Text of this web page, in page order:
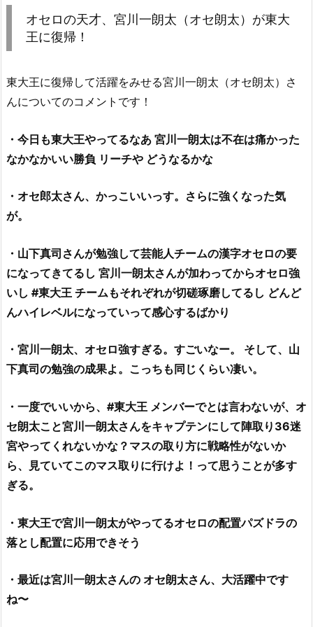
才、
宮
一
朗
（オ
セ
が
東
大
王
復
帰！
セ
の
天
才、
川
一
太
（オ
オセロの天才、宮川一朗太（オセ朗太）が東大
王に復帰！
東大王に復帰して活躍をみせる宮川一朗太（オセ朗太）さ
んについてのコメントです！
・今日も東大王やってるなあ 宮川一朗太は不在は痛かった
なかなかいい勝負 リーチや どうなるかな
・オセ郎太さん、かっこいいっす。さらに強くなった気
が。
・山下真司さんが勉強して芸能人チームの漢字オセロの要
になってきてるし 宮川一朗太さんが加わってからオセロ強
いし #東大王 チームもそれぞれが切磋琢磨してるし どんど
んハイレベルになっていって感心するばかり
・宮川一朗太、オセロ強すぎる。すごいなー。 そして、山
下真司の勉強の成果よ。こっちも同じくらい凄い。
・一度でいいから、 #東大王 メンバーでとは言わないが、オ
セ朗太こと宮川一朗太さんをキャプテンにして陣取り36迷
宮やってくれないかな？マスの取り方に戦略性がないか
ら、見ていてこのマス取りに行けよ！って思うことが多す
ぎる。
・東大王で宮川一朗太がやってるオセロの配置パズドラの
落とし配置に応用できそう
・最近は宮川一朗太さんの オセ朗太さん、大活躍中です
ね〜